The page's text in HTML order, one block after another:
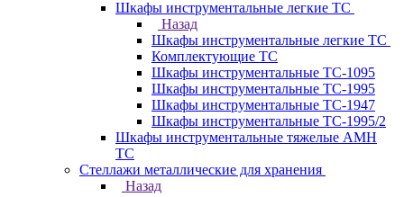
Шкафы инструментальные легкие ТС
Назад
Шкафы инструментальные легкие ТС
Комплектующие ТС
Шкафы инструментальные TC-1095
Шкафы инструментальные TC-1995
Шкафы инструментальные ТС-1947
Шкафы инструментальные ТС-1995/2
Шкафы инструментальные тяжелые AMH
TC
Стеллажи металлические для хранения
Назад